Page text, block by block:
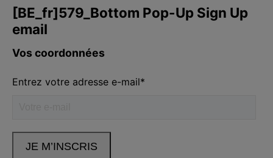
Neem contact met ons op